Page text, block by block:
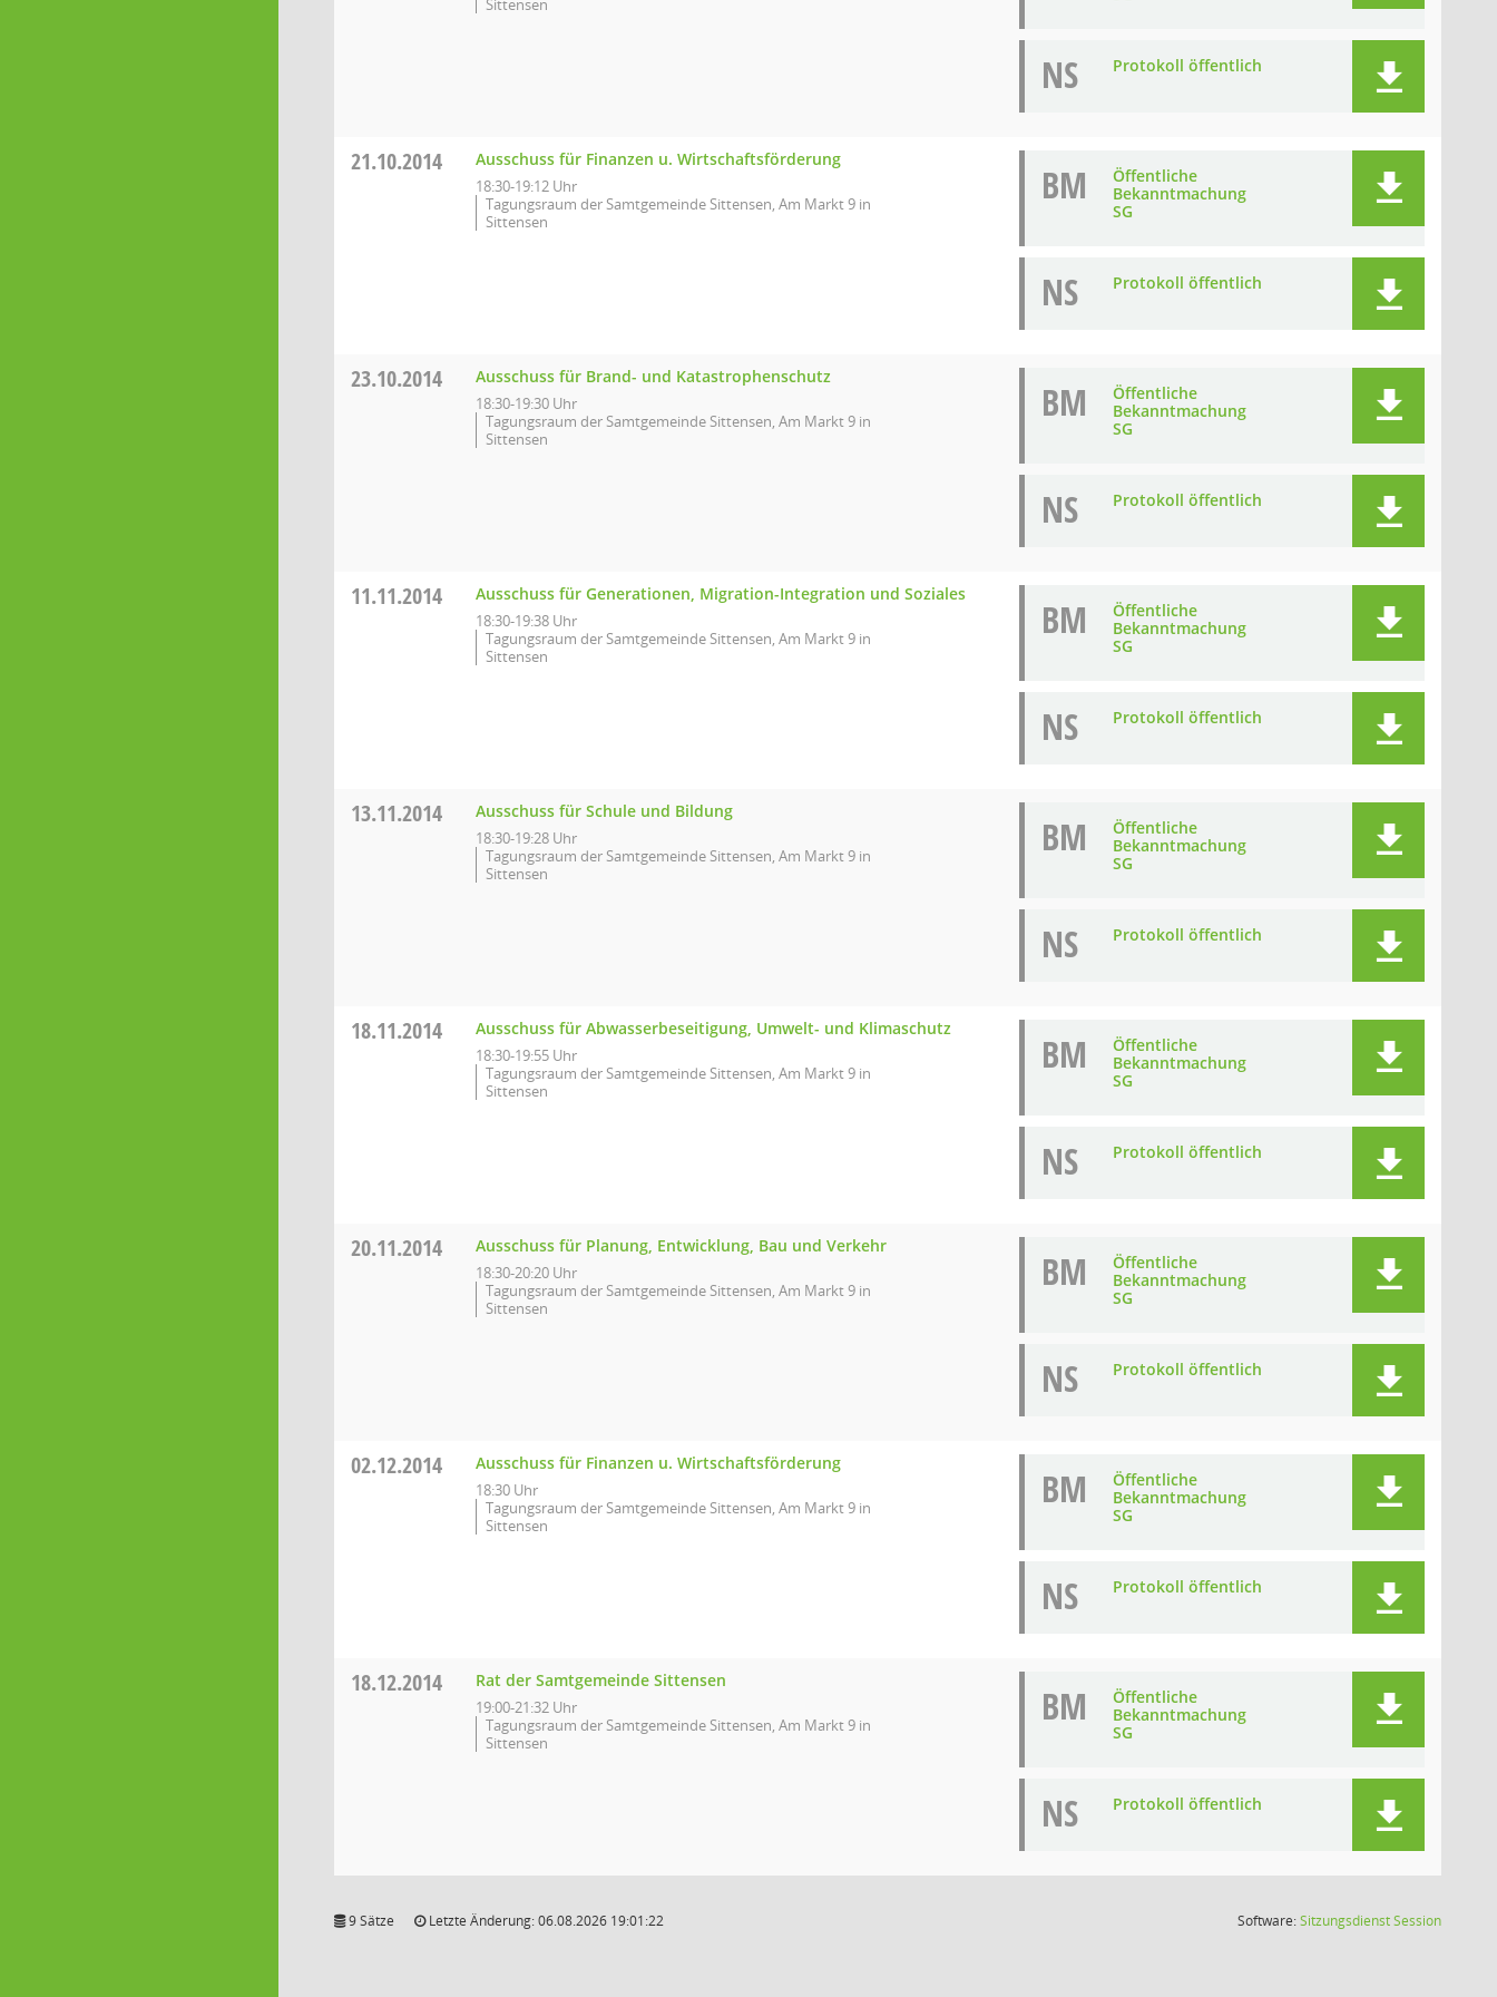
Sittensen
NS Protokoll öffentlich
21.10.2014 Ausschuss für Finanzen u. Wirtschaftsförderung
18:30-19:12 Uhr
Tagungsraum der Samtgemeinde Sittensen, Am Markt 9 in
Sittensen
BM
Öffentliche
Bekanntmachung
SG
NS Protokoll öffentlich
23.10.2014 Ausschuss für Brand- und Katastrophenschutz
18:30-19:30 Uhr
Tagungsraum der Samtgemeinde Sittensen, Am Markt 9 in
Sittensen
BM
Öffentliche
Bekanntmachung
SG
NS Protokoll öffentlich
11.11.2014 Ausschuss für Generationen, Migration-Integration und Soziales
18:30-19:38 Uhr
Tagungsraum der Samtgemeinde Sittensen, Am Markt 9 in
Sittensen
BM
Öffentliche
Bekanntmachung
SG
NS Protokoll öffentlich
13.11.2014 Ausschuss für Schule und Bildung
18:30-19:28 Uhr
Tagungsraum der Samtgemeinde Sittensen, Am Markt 9 in
Sittensen
BM
Öffentliche
Bekanntmachung
SG
NS Protokoll öffentlich
18.11.2014 Ausschuss für Abwasserbeseitigung, Umwelt- und Klimaschutz
18:30-19:55 Uhr
Tagungsraum der Samtgemeinde Sittensen, Am Markt 9 in
Sittensen
BM
Öffentliche
Bekanntmachung
SG
NS Protokoll öffentlich
20.11.2014 Ausschuss für Planung, Entwicklung, Bau und Verkehr
18:30-20:20 Uhr
Tagungsraum der Samtgemeinde Sittensen, Am Markt 9 in
Sittensen
BM
Öffentliche
Bekanntmachung
SG
NS Protokoll öffentlich
02.12.2014 Ausschuss für Finanzen u. Wirtschaftsförderung
18:30 Uhr
Tagungsraum der Samtgemeinde Sittensen, Am Markt 9 in
Sittensen
BM
Öffentliche
Bekanntmachung
SG
NS Protokoll öffentlich
18.12.2014 Rat der Samtgemeinde Sittensen
19:00-21:32 Uhr
Tagungsraum der Samtgemeinde Sittensen, Am Markt 9 in
Sittensen
BM
Öffentliche
Bekanntmachung
SG
NS Protokoll öffentlich
9 Sätze Letzte Änderung: 06.08.2026 19:01:22 Software:SitzungsdienstSession(Wird in